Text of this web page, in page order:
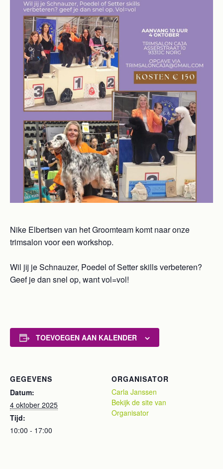
Nike Elbertsen van het Groomteam komt naar onze
trimsalon voor een workshop.
Wil jij je Schnauzer, Poedel of Setter skills verbeteren?
Geef je dan snel op, want vol=vol!
TOEVOEGEN AAN KALENDER
GEGEVENS
Datum:
4 oktober 2025
Tijd:
10:00 - 17:00
ORGANISATOR
Carla Janssen
Bekijk de site van
Organisator